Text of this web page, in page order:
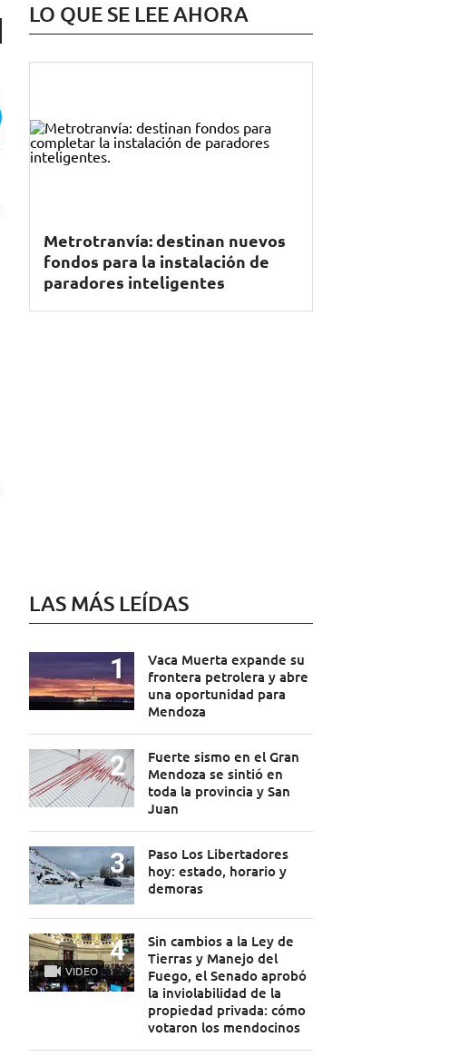
LO QUE SE LEE AHORA
Metrotranvía: destinan nuevos
fondos para la instalación de
paradores inteligentes
LAS MÁS LEÍDAS
Vaca Muerta expande su
frontera petrolera y abre
una oportunidad para
Mendoza
Fuerte sismo en el Gran
Mendoza se sintió en
toda la provincia y San
Juan
Paso Los Libertadores
hoy: estado, horario y
demoras
VIDEO
Sin cambios a la Ley de
Tierras y Manejo del
Fuego, el Senado aprobó
la inviolabilidad de la
propiedad privada: cómo
votaron los mendocinos